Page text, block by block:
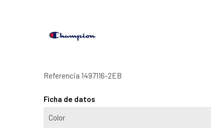
Referencia 1497116-2EB
Ficha de datos
Color